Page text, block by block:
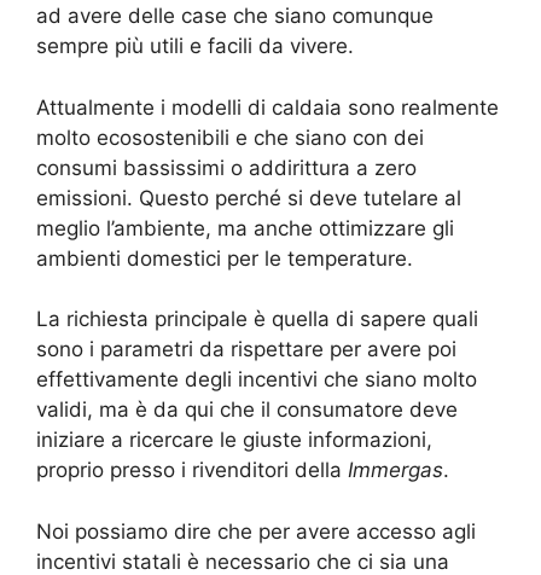
ad avere delle case che siano comunque
sempre più utili e facili da vivere.
Attualmente i modelli di caldaia sono realmente
molto ecosostenibili e che siano con dei
consumi bassissimi o addirittura a zero
emissioni. Questo perché si deve tutelare al
meglio l’ambiente, ma anche ottimizzare gli
ambienti domestici per le temperature.
La richiesta principale è quella di sapere quali
sono i parametri da rispettare per avere poi
effettivamente degli incentivi che siano molto
validi, ma è da qui che il consumatore deve
iniziare a ricercare le giuste informazioni,
proprio presso i rivenditori della Immergas.
Noi possiamo dire che per avere accesso agli
incentivi statali è necessario che ci sia una